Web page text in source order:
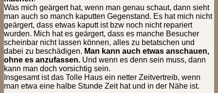
Was mich geärgert hat, wenn man genau schaut, dann sieht
man auch so manch kaputten Gegenstand. Es hat mich nicht
geärgert, dass etwas kaputt ist bzw noch nicht repariert
wurden. Mich hat es geärgert, dass es manche Besucher
scheinbar nicht lassen können, alles zu betatschen und
dabei zu beschädigen. Man kann auch etwas anschauen,
ohne es anzufassen. Und wenn es denn sein muss, dann
kann man doch vorsichtig sein.
Insgesamt ist das Tolle Haus ein netter Zeitvertreib, wenn
man etwa eine halbe Stunde Zeit hat und in der Nähe ist.